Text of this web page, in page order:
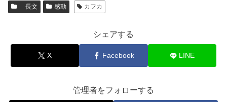
長文 感動 カフカ
シェアする
X Facebook LINE
管理者をフォローする